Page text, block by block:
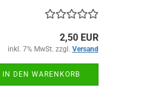
2,50 EUR
inkl. 7% MwSt. zzgl. Versand
IN DEN WARENKORB